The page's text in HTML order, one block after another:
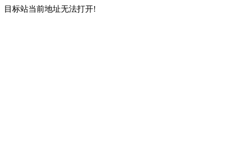
目标站当前地址无法打开!